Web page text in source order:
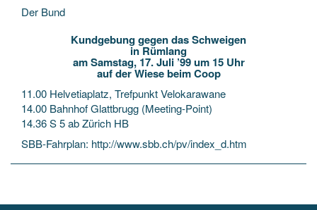
Der Bund
Kundgebung gegen das Schweigen
in Rümlang
am Samstag, 17. Juli ’99 um 15 Uhr
auf der Wiese beim Coop
11.00 Helvetiaplatz, Trefpunkt Velokarawane
14.00 Bahnhof Glattbrugg (Meeting-Point)
14.36 S 5 ab Zürich HB
SBB-Fahrplan: http://www.sbb.ch/pv/index_d.htm